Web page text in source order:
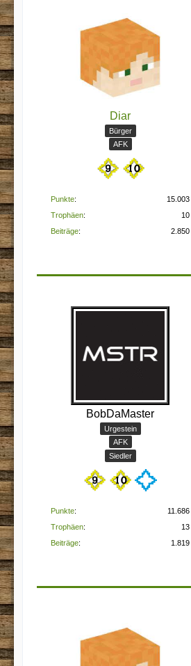
Diar
Bürger
AFK
Punkte
15.003
Trophäen
10
Beiträge
2.850
BobDaMaster
Urgestein
AFK
Siedler
Punkte
11.686
Trophäen
13
Beiträge
1.819